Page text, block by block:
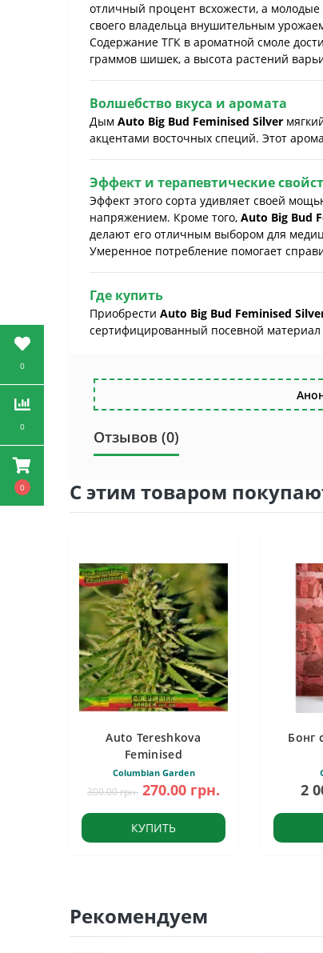
0
0
0
отличный процент всхожести, а
своего владельца внушительным
Содержание ТГК в ароматной смоле
граммов шишек, а высота растений
Волшебство вкуса и аромата
Дым Auto Big Bud Feminised Silver
акцентами восточных специй. Этот
Эффект и терапевтические
Эффект этого сорта удивляет своей
напряжением. Кроме того, Auto Big Bud
делают его отличным выбором для
Умеренное потребление помогает
Где купить
Приобрести Auto Big Bud Feminised
сертифицированный посевной материал
Отзывов (0)
С этим товаром
Auto Tereshkova
Feminised
Columbian Garden
300.00 грн. 270.00 грн.
КУПИТЬ
Бонг
2
Рекомендуем